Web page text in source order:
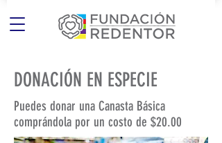
DONACIÓN EN ESPECIE
Puedes donar una Canasta Básica
comprándola por un costo de $20.00